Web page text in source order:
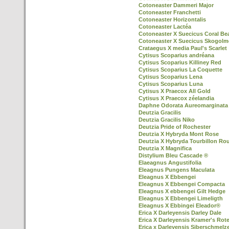
Cotoneaster Dammeri Major
Cotoneaster Franchetti
Cotoneaster Horizontalis
Cotoneaster Lactéa
Cotoneaster X Suecicus Coral
Cotoneaster X Suecicus
Crataegus X media Paul's Scarlet
Cytisus Scoparius andréana
Cytisus Scoparius Killiney Red
Cytisus Scoparius La Coquette
Cytisus Scoparius Lena
Cytisus Scoparius Luna
Cytisus X Praecox All Gold
Cytisus X Praecox zéelandia
Daphne Odorata Aureomarginata
Deutzia Gracilis
Deutzia Gracilis Niko
Deutzia Pride of Rochester
Deutzia X Hybryda Mont Rose
Deutzia X Hybryda Tourbillon
Deutzia X Magnifica
Distylium Bleu Cascade ®
Elaeagnus Angustifolia
Eleagnus Pungens Maculata
Eleagnus X Ebbengei
Eleagnus X Ebbengei Compacta
Eleagnus X ebbengei Gilt Hedge
Eleagnus X Ebbengei Limeligth
Eleagnus X Ebbingei Eleador®
Erica X Darleyensis Darley Dale
Erica X Darleyensis Kramer's Rote
Erica x Darleyensis